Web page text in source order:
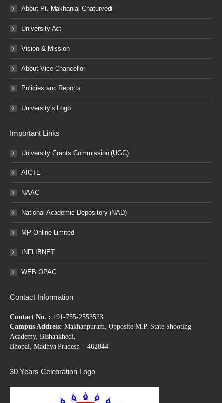
About Pt. Makhanlal Chaturvedi
University Act
Vision & Mission
About Vice Chancellor
Policies and Reports
University’s Logo
Important Links
University Grants Commission (UGC)
AICTE
NAAC
National Academic Depository (NAD)
MP Online Limited
INFLIBNET
WEB OPAC
Contact Information
Contact No. : +91-755-2553523
Campus Address: Makhanpuram, Opposite M.P. State Shooting
Academy, Bishankhedi,
Bhopal, Madhya Pradesh – 462044
30 Years Celebration Logo